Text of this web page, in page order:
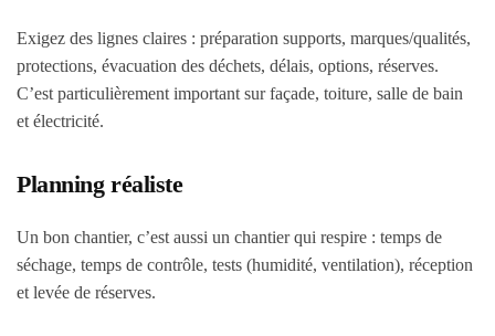
Exigez des lignes claires : préparation supports, marques/qualités,
protections, évacuation des déchets, délais, options, réserves.
C’est particulièrement important sur façade, toiture, salle de bain
et électricité.
Planning réaliste
Un bon chantier, c’est aussi un chantier qui respire : temps de
séchage, temps de contrôle, tests (humidité, ventilation), réception
et levée de réserves.